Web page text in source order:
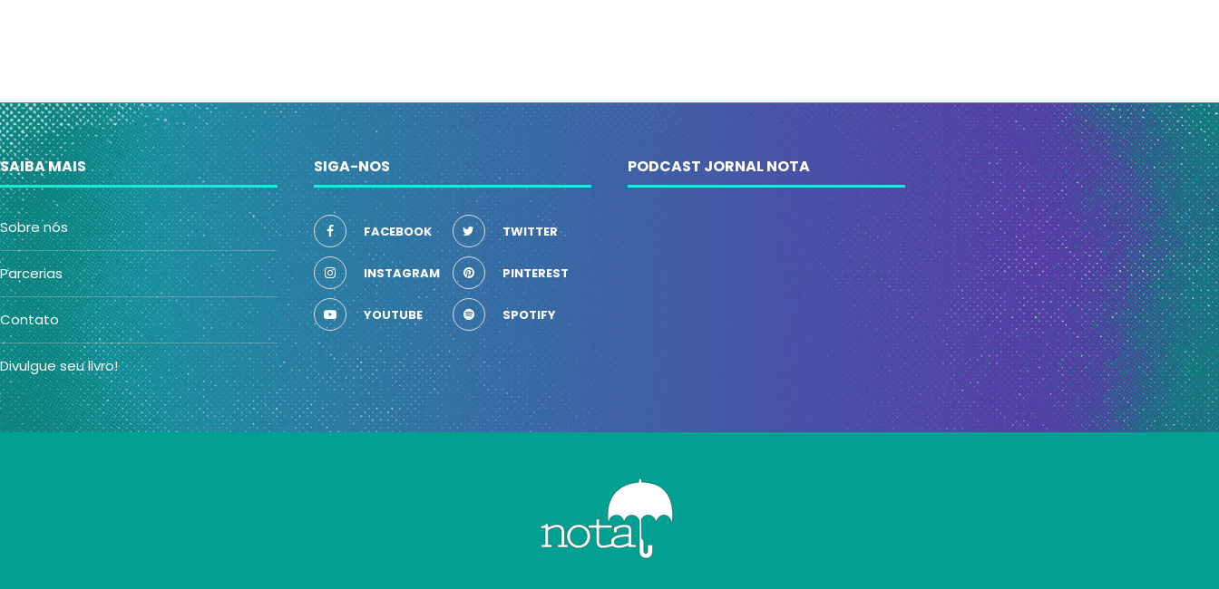
SAIBA MAIS
Sobre nós
Parcerias
Contato
Divulgue seu livro!
SIGA-NOS
FACEBOOK TWITTER
INSTAGRAM PINTEREST
YOUTUBE SPOTIFY
PODCAST JORNAL NOTA